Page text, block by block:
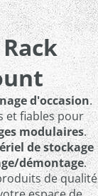
Rack
d'occasion.
et fiables pour
modulaires.
de stockage
démontage.
de qualité